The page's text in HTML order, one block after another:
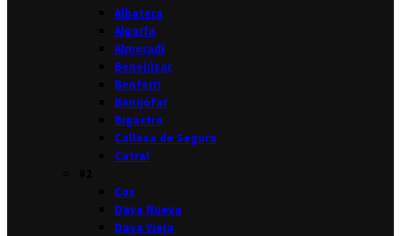
Albatera
Algorfa
Almoradí
Benejúzar
Benferri
Benijófar
Bigastro
Callosa de Segura
Catral
Cox
Daya Nueva
Daya Vieja